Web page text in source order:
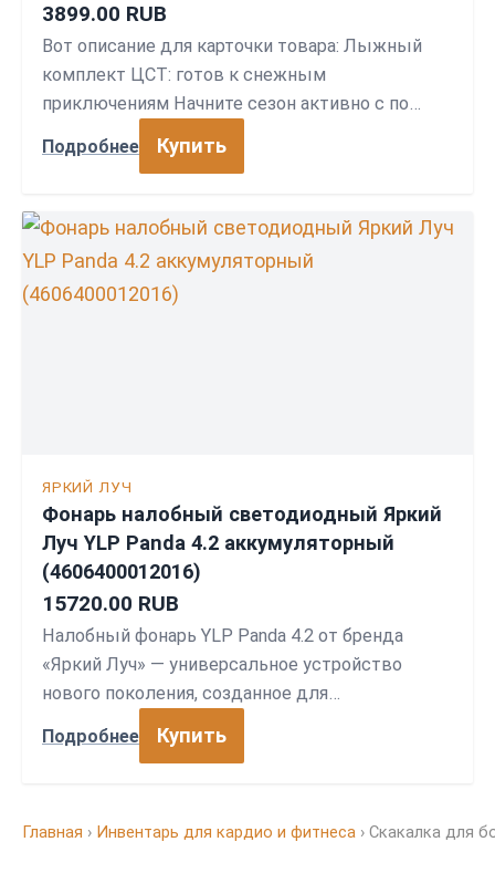
3899.00 RUB
Вот описание для карточки товара: Лыжный
комплект ЦСТ: готов к снежным
приключениям Начните сезон активно с по…
Подробнее Купить
ЯРКИЙ ЛУЧ
Фонарь налобный светодиодный Яркий
Луч YLP Panda 4.2 аккумуляторный
(4606400012016)
15720.00 RUB
Налобный фонарь YLP Panda 4.2 от бренда
«Яркий Луч» — универсальное устройство
нового поколения, созданное для…
Подробнее Купить
Главная › Инвентарь для кардио и фитнеса › Скакалка для